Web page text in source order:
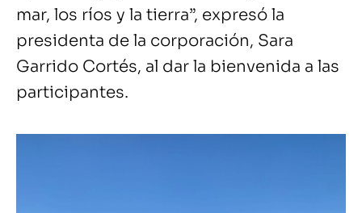
mar, los ríos y la tierra”, expresó la
presidenta de la corporación, Sara
Garrido Cortés, al dar la bienvenida a las
participantes.